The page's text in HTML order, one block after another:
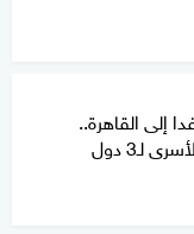
إلى القاهرة..
لـ3 دول